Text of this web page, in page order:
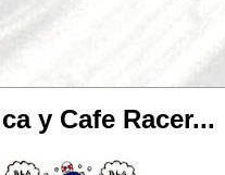
y Cafe Racer...